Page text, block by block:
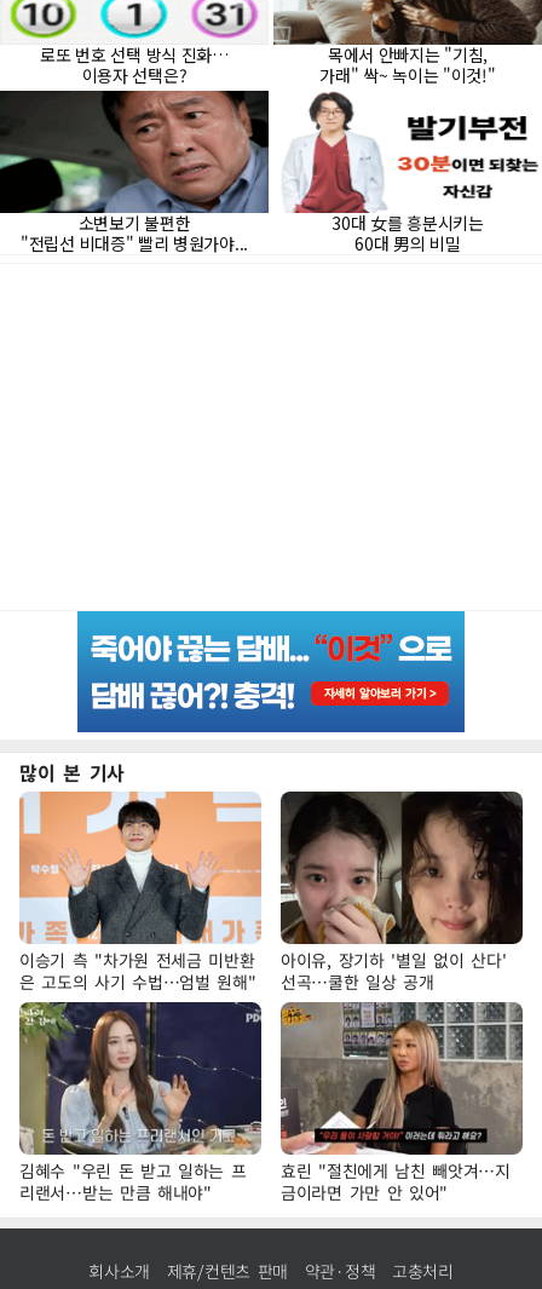
많이 본 기사
이승기 측 "차가원 전세금 미반환
은 고도의 사기 수법…엄벌 원해"
아이유, 장기하 '별일 없이 산다'
선곡…쿨한 일상 공개
김혜수 "우린 돈 받고 일하는 프
리랜서…받는 만큼 해내야"
효린 "절친에게 남친 빼앗겨…지
금이라면 가만 안 있어"
회사소개 제휴/컨텐츠 판매 약관·정책 고충처리